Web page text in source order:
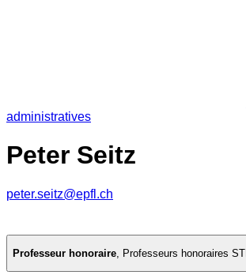
administratives
Peter Seitz
peter.seitz@epfl.ch
Professeur honoraire, Professeurs honoraires STI